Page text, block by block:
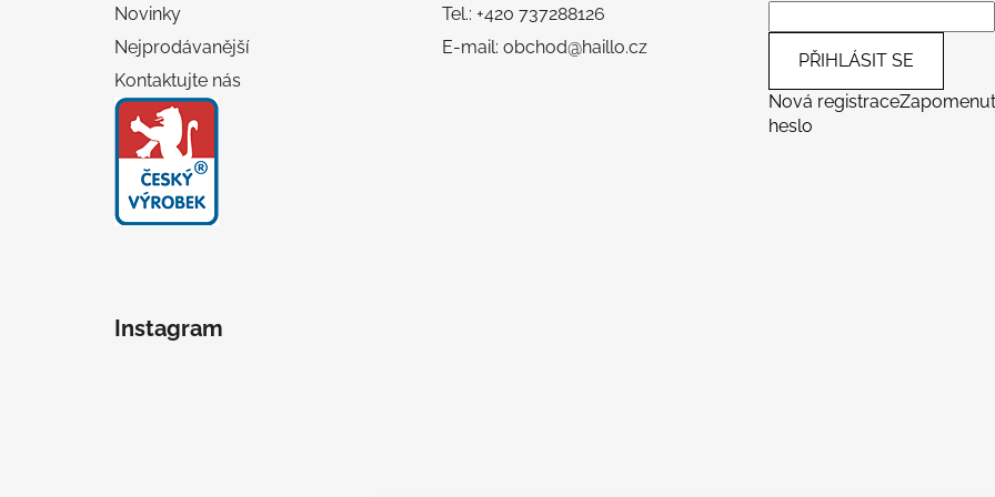
Novinky
Nejprodávanější
Kontaktujte nás
Tel.: +420 737288126
E-mail: obchod@haillo.cz
PŘIHLÁSIT SE
Nová registrace
heslo
Instagram